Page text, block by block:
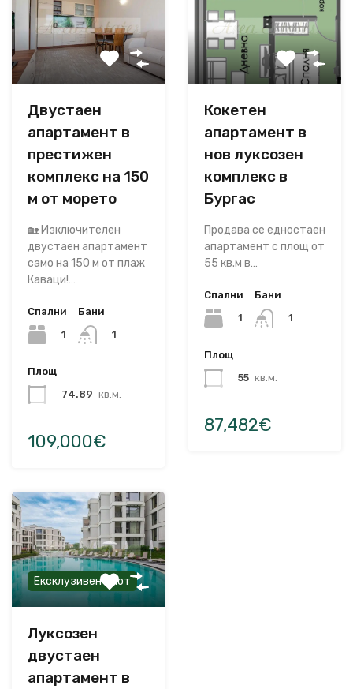
Двустаен
апартамент в
престижен
комплекс на 150
м от морето
🏡 Изключителен
двустаен апартамент
само на 150 м от плаж
Каваци!…
Спални
1
Бани
1
Площ
74.89 кв.м.
109,000€
Кокетен
апартамент в
нов луксозен
комплекс в
Бургас
Продава се едностаен
апартамент с площ от
55 кв.м в…
Спални
1
Бани
1
Площ
55 кв.м.
87,482€
Ексклузивен имот
Луксозен
двустаен
апартамент в